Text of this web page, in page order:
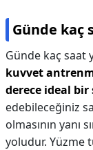
Günde kaç
Günde kaç saat
kuvvet
derece ideal
edebileceğiniz
olmasının yanı
yoludur. Yüzme